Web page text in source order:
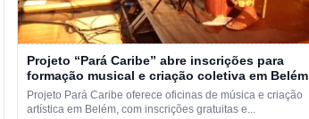
Projeto “Pará Caribe” abre inscrições para
formação musical e criação coletiva em Belém
Projeto Pará Caribe oferece oficinas de música e criação
artística em Belém, com inscrições gratuitas e...